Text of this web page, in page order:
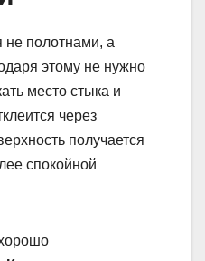
не полотнами, а
этому не нужно
место стыка и
через
получается
спокойной